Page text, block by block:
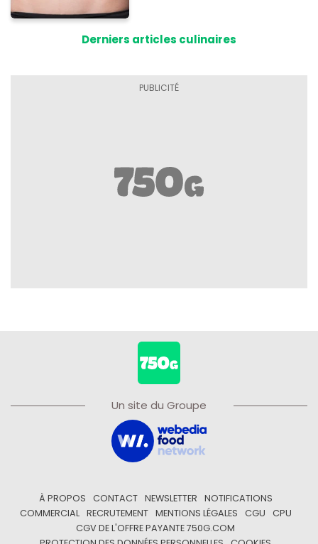
Derniers articles culinaires
Un site du Groupe
À PROPOS CONTACT NEWSLETTER
NOTIFICATIONS
COMMERCIAL
RECRUTEMENT MENTIONS LÉGALES CGU
CPU
CGV DE L'OFFRE PAYANTE 750G.COM